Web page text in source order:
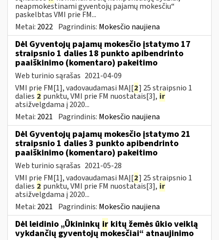
neapmokestinami gyventojų pajamų mokesčiu“
paskelbtas VMI prie FM...
Metai: 2022 Pagrindinis: Mokesčio naujiena
Dėl Gyventojų pajamų mokesčio įstatymo 17
straipsnio 1 dalies 18 punkto apibendrinto
paaiškinimo (komentaro) pakeitimo
Web turinio sąrašas 2021-04-09
VMI prie FM[1], vadovaudamasi MAĮ[2] 25 straipsnio 1
dalies 2 punktu, VMI prie FM nuostatais[3], ir
atsižvelgdama į 2020...
Metai: 2021 Pagrindinis: Mokesčio naujiena
Dėl Gyventojų pajamų mokesčio įstatymo 21
straipsnio 1 dalies 3 punkto apibendrinto
paaiškinimo (komentaro) pakeitimo
Web turinio sąrašas 2021-05-28
VMI prie FM[1], vadovaudamasi MAĮ[2] 25 straipsnio 1
dalies 2 punktu, VMI prie FM nuostatais[3], ir
atsižvelgdama į 2020...
Metai: 2021 Pagrindinis: Mokesčio naujiena
Dėl leidinio „Ūkininkų ir kitų žemės ūkio veiklą
vykdančių gyventojų mokesčiai“ atnaujinimo